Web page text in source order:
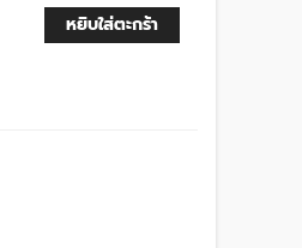
หยิบใส่ตะกร้า